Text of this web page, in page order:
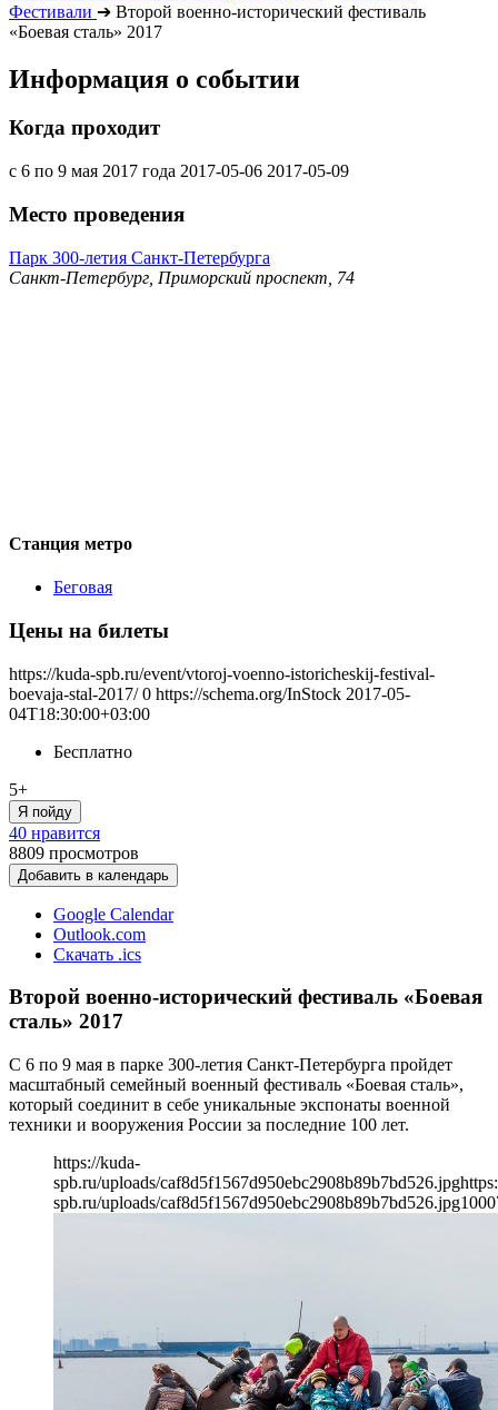
Фестивали ➔ Второй военно-исторический фестиваль
«Боевая сталь» 2017
Информация о событии
Когда проходит
с 6 по 9 мая 2017 года 2017-05-06 2017-05-09
Место проведения
Парк 300-летия Санкт-Петербурга
Санкт-Петербург, Приморский проспект, 74
Станция метро
Беговая
Цены на билеты
https://kuda-spb.ru/event/vtoroj-voenno-istoricheskij-festival-
boevaja-stal-2017/ 0 https://schema.org/InStock 2017-05-
04T18:30:00+03:00
Бесплатно
5+
Я пойду
40 нравится
8809 просмотров
Добавить в календарь
Google Calendar
Outlook.com
Скачать .ics
Второй военно-исторический фестиваль «Боевая
сталь» 2017
С 6 по 9 мая в парке 300-летия Санкт-Петербурга пройдет
масштабный семейный военный фестиваль «Боевая сталь»,
который соединит в себе уникальные экспонаты военной
техники и вооружения России за последние 100 лет.
https://kuda-
spb.ru/uploads/caf8d5f1567d950ebc2908b89b7bd526.jpg
spb.ru/uploads/caf8d5f1567d950ebc2908b89b7bd526.jpg1000